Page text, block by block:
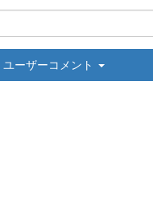
ユーザーコメント